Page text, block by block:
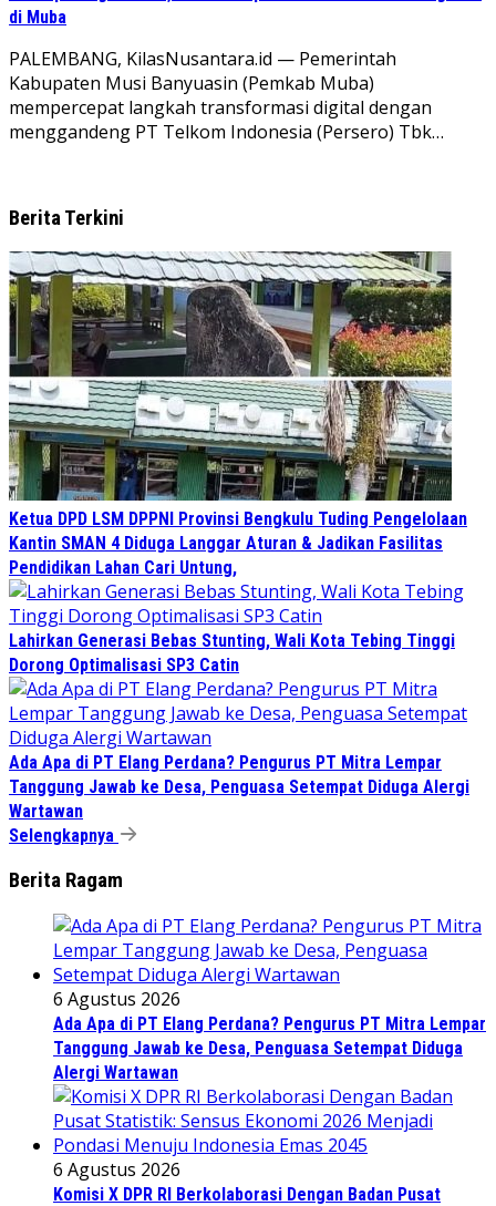
di Muba
PALEMBANG, KilasNusantara.id — Pemerintah
Kabupaten Musi Banyuasin (Pemkab Muba)
mempercepat langkah transformasi digital dengan
menggandeng PT Telkom Indonesia (Persero) Tbk…
Berita Terkini
Ketua DPD LSM DPPNI Provinsi Bengkulu Tuding Pengelolaan
Kantin SMAN 4 Diduga Langgar Aturan & Jadikan Fasilitas
Pendidikan Lahan Cari Untung,
Lahirkan Generasi Bebas Stunting, Wali Kota Tebing Tinggi
Dorong Optimalisasi SP3 Catin
Ada Apa di PT Elang Perdana? Pengurus PT Mitra Lempar
Tanggung Jawab ke Desa, Penguasa Setempat Diduga Alergi
Wartawan
Selengkapnya
Berita Ragam
6 Agustus 2026
Ada Apa di PT Elang Perdana? Pengurus PT Mitra Lempar
Tanggung Jawab ke Desa, Penguasa Setempat Diduga
Alergi Wartawan
6 Agustus 2026
Komisi X DPR RI Berkolaborasi Dengan Badan Pusat